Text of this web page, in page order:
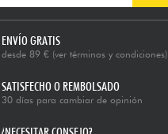
ENVÍO GRATIS
desde 89 € (ver términos y condiciones)
SATISFECHO O REMBOLSADO
30 días para cambiar de opinión